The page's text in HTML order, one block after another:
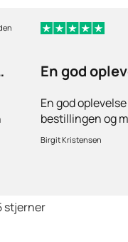
En god
En god
bestillingen og
stille spørgsmål
behov for
Birgit Kristensen
stjerner